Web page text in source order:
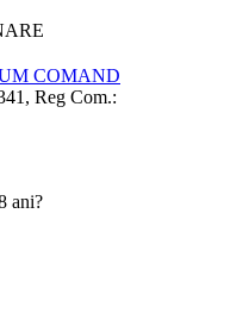
COMAND
Reg Com.:
ani?